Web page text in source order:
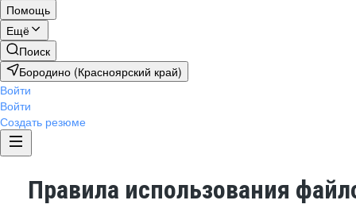
Помощь
Ещё
Поиск
Бородино (Красноярский край)
Войти
Войти
Создать резюме
Правила использования